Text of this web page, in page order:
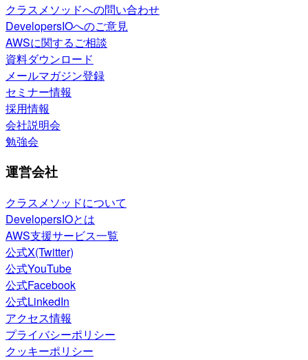
クラスメソッドへの問い合わせ
DevelopersIOへのご意見
AWSに関するご相談
資料ダウンロード
メールマガジン登録
セミナー情報
採用情報
会社説明会
勉強会
運営会社
クラスメソッドについて
DevelopersIOとは
AWS支援サービス一覧
公式X(Twitter)
公式YouTube
公式Facebook
公式LinkedIn
アクセス情報
プライバシーポリシー
クッキーポリシー